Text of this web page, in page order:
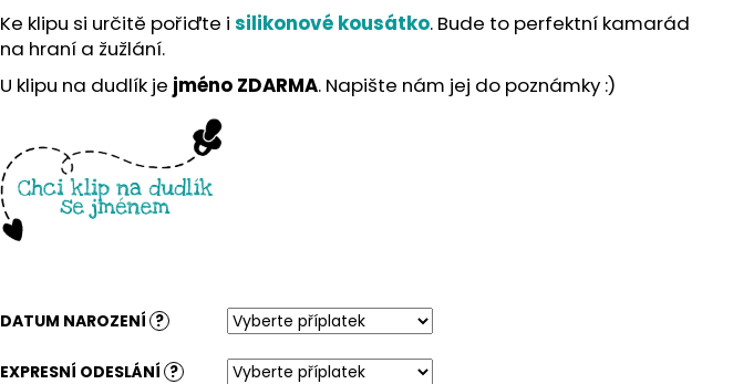
Ke klipu si určitě pořiďte i silikonové kousátko. Bude to perfektní kamarád
na hraní a žužlání.
U klipu na dudlík je jméno ZDARMA. Napište nám jej do poznámky :)
DATUM NAROZENÍ ?
EXPRESNÍ ODESLÁNÍ ?